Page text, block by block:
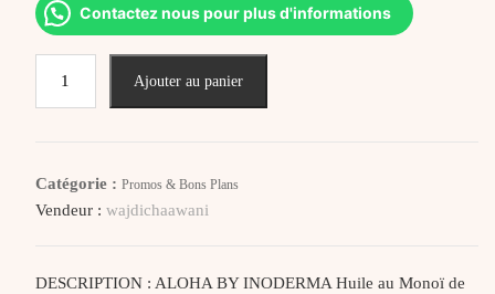
Contactez nous pour plus d'informations
de
Ajouter au panier
Catégorie : Promos & Bons Plans
Vendeur : wajdichaawani
DESCRIPTION : ALOHA BY INODERMA Huile au Monoï de